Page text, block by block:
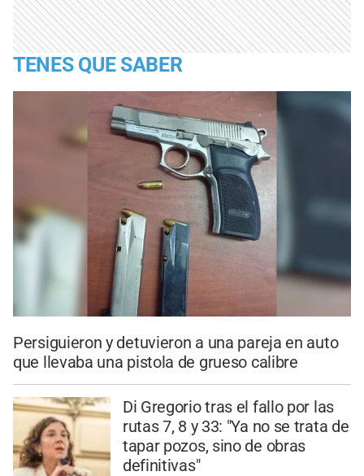
TENES QUE SABER
Persiguieron y detuvieron a una pareja en auto
que llevaba una pistola de grueso calibre
Di Gregorio tras el fallo por las
rutas 7, 8 y 33: "Ya no se trata de
tapar pozos, sino de obras
definitivas"